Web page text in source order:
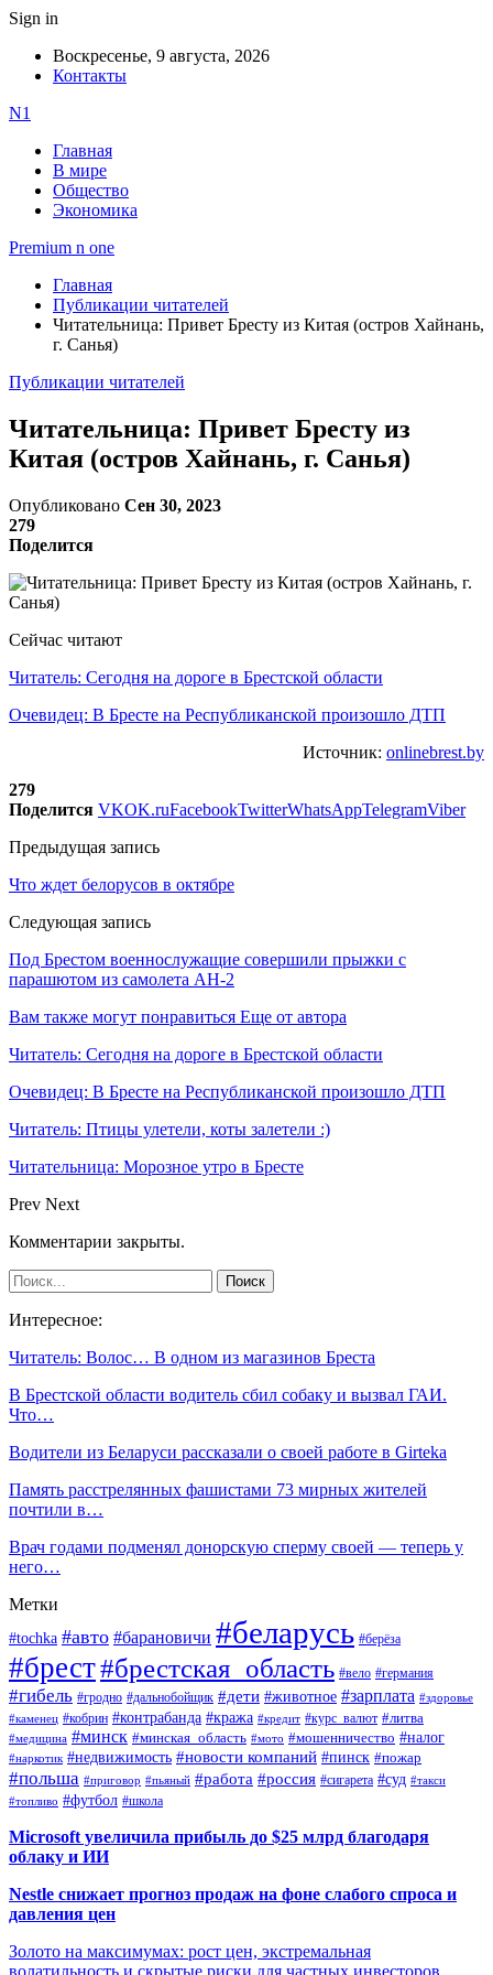
Sign in
Воскресенье, 9 августа, 2026
Контакты
N1
Главная
В мире
Общество
Экономика
Premium n one
Главная
Публикации читателей
Читательница: Привет Бресту из Китая (остров Хайнань,
г. Санья)
Публикации читателей
Читательница: Привет Бресту из
Китая (остров Хайнань, г. Санья)
Опубликовано Сен 30, 2023
279
Поделится
Сейчас читают
Читатель: Сегодня на дороге в Брестской области
Очевидец: В Бресте на Республиканской произошло ДТП
Источник: onlinebrest.by
279
Поделится VKOK.ruFacebookTwitterWhatsAppTelegramViber
Предыдущая запись
Что ждет белорусов в октябре
Следующая запись
Под Брестом военнослужащие совершили прыжки с
парашютом из самолета АН-2
Вам также могут понравиться Еще от автора
Читатель: Сегодня на дороге в Брестской области
Очевидец: В Бресте на Республиканской произошло ДТП
Читатель: Птицы улетели, коты залетели :)
Читательница: Морозное утро в Бресте
Prev Next
Комментарии закрыты.
Интересное:
Читатель: Волос… В одном из магазинов Бреста
В Брестской области водитель сбил собаку и вызвал ГАИ.
Что…
Водители из Беларуси рассказали о своей работе в Girteka
Память расстрелянных фашистами 73 мирных жителей
почтили в…
Врач годами подменял донорскую сперму своей — теперь у
него…
Метки
#tochka #авто #барановичи #беларусь #берёза
#брест#брестская_область #вело #германия
#гибель #гродно #дальнобойщик #дети #животное #зарплата #здоровье
#каменец #кобрин #контрабанда #кража #кредит #курс_валют #литва
#медицина #минск #минская_область #мото #мошенничество #налог
#наркотик #недвижимость #новости компаний #пинск #пожар
#польша #приговор #пьяный #работа #россия #сигарета #суд #такси
#топливо #футбол #школа
Microsoft увеличила прибыль до $25 млрд благодаря
облаку и ИИ
Nestle снижает прогноз продаж на фоне слабого спроса и
давления цен
Золото на максимумах: рост цен, экстремальная
волатильность и скрытые риски для частных инвесторов